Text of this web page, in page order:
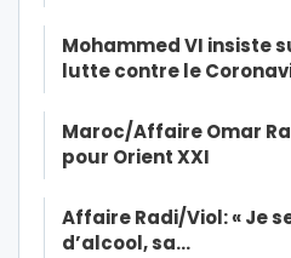
Mohammed VI insiste
lutte contre le
Maroc/Affaire Omar
pour Orient XXI
Affaire Radi/Viol: « Je
d’alcool, sa…